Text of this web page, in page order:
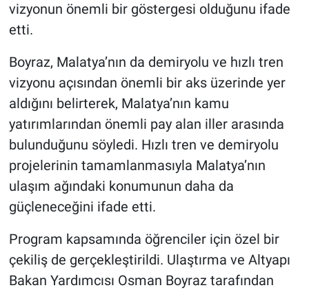
vizyonun önemli bir göstergesi olduğunu ifade
etti.
Boyraz, Malatya’nın da demiryolu ve hızlı tren
vizyonu açısından önemli bir aks üzerinde yer
aldığını belirterek, Malatya’nın kamu
yatırımlarından önemli pay alan iller arasında
bulunduğunu söyledi. Hızlı tren ve demiryolu
projelerinin tamamlanmasıyla Malatya’nın
ulaşım ağındaki konumunun daha da
güçleneceğini ifade etti.
Program kapsamında öğrenciler için özel bir
çekiliş de gerçekleştirildi. Ulaştırma ve Altyapı
Bakan Yardımcısı Osman Boyraz tarafından